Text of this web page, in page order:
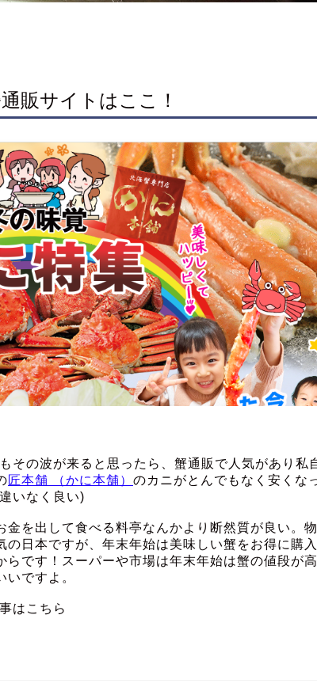
販サイトはここ！
その波が来ると思ったら、蟹通販で人気があり私
匠本舗 （かに本舗） のカニがとんでもなく安くな
いなく良い)
を出して食べる料亭なんかより断然質が良い。物
日本ですが、年末年始は美味しい蟹をお得に購入
らです！スーパーや市場は年末年始は蟹の値段が高
ですよ。
はこちら